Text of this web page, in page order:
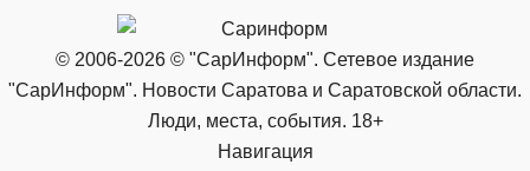
© 2006-2026 © "СарИнформ". Сетевое издание
"СарИнформ". Новости Саратова и Саратовской области.
Люди, места, события. 18+
Навигация